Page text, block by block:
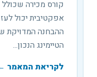
קורס מכירה
אפקטיבית יכול
ההבחנה המדויקת
הטיימינג הנכון...
לקריאת המאמר